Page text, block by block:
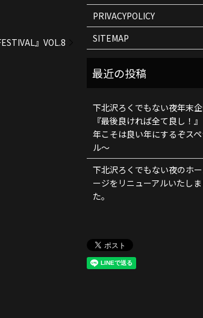
』VOL.8
PRIVACYPOLICY
SITEMAP
下北沢ろくでもない夜年末
『最後良ければ全て良し！
年こそは良い年にするぞス
ル～
下北沢ろくでもない夜のホ
ージをリニューアルいたしま
た。